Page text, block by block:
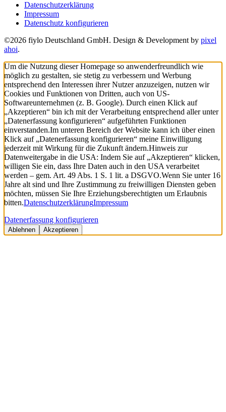
Datenschutzerklärung
Impressum
Datenschutz konfigurieren
©2026 fiylo Deutschland GmbH. Design & Development by pixel
ahoi.
Um die Nutzung dieser Homepage so anwenderfreundlich wie
möglich zu gestalten, sie stetig zu verbessern und Werbung
entsprechend den Interessen ihrer Nutzer anzuzeigen, nutzen wir
Cookies und Funktionen von Dritten, auch von US-
Softwareunternehmen (z. B. Google). Durch einen Klick auf
„Akzeptieren“ bin ich mit der Verarbeitung entsprechend aller unter
„Datenerfassung konfigurieren“ aufgeführten Funktionen
einverstanden.Im unteren Bereich der Website kann ich über einen
Klick auf „Datenerfassung konfigurieren“ meine Einwilligung
jederzeit mit Wirkung für die Zukunft ändern.Hinweis zur
Datenweitergabe in die USA: Indem Sie auf „Akzeptieren“ klicken,
willigen Sie ein, dass Ihre Daten auch in den USA verarbeitet
werden – gem. Art. 49 Abs. 1 S. 1 lit. a DSGVO.Wenn Sie unter 16
Jahre alt sind und Ihre Zustimmung zu freiwilligen Diensten geben
möchten, müssen Sie Ihre Erziehungsberechtigten um Erlaubnis
bitten.DatenschutzerklärungImpressum
Datenerfassung konfigurieren
Ablehnen Akzeptieren